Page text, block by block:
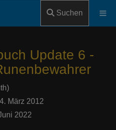
Suchen
Update 6 -
März 2012
2022